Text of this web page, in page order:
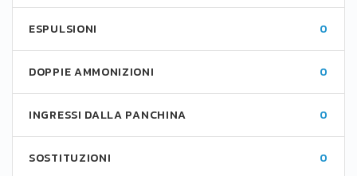
ESPULSIONI 0
DOPPIE AMMONIZIONI 0
INGRESSI DALLA PANCHINA 0
SOSTITUZIONI 0